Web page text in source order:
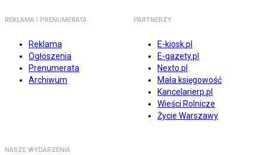
REKLAMA I PRENUMERATA
Reklama
Ogłoszenia
Prenumerata
Archiwum
PARTNERZY
E-kiosk.pl
E-gazety.pl
Nexto.pl
Mała księgowość
Kancelarierp.pl
Wieści Rolnicze
Życie Warszawy
NASZE WYDARZENIA